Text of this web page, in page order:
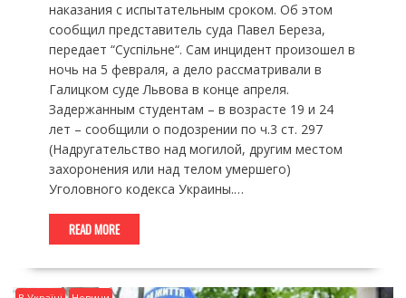
наказания с испытательным сроком. Об этом
сообщил представитель суда Павел Береза,
передает “Суспільне“. Сам инцидент произошел в
ночь на 5 февраля, а дело рассматривали в
Галицком суде Львова в конце апреля.
Задержанным студентам – в возрасте 19 и 24
лет – сообщили о подозрении по ч.3 ст. 297
(Надругательство над могилой, другим местом
захоронения или над телом умершего)
Уголовного кодекса Украины.…
READ MORE